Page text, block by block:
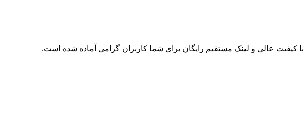
با کیفیت عالی و لینک مستقیم رایگان برای شما کاربران گرامی آماده شده است.